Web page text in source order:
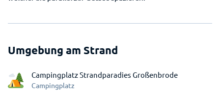
Umgebung am Strand
Campingplatz Strandparadies Großenbrode
Campingplatz